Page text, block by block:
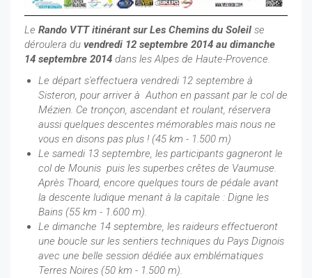
Le Rando VTT itinérant sur Les Chemins du Soleil se
déroulera du vendredi 12 septembre 2014 au dimanche
14 septembre 2014 dans les Alpes de Haute-Provence.
Le départ s'effectuera vendredi 12 septembre à
Sisteron, pour arriver à Authon en passant par le col de
Mézien. Ce tronçon, ascendant et roulant, réservera
aussi quelques descentes mémorables mais nous ne
vous en disons pas plus ! (45 km - 1.500 m)
Le samedi 13 septembre, les participants gagneront le
col de Mounis puis les superbes crêtes de Vaumuse.
Après Thoard, encore quelques tours de pédale avant
la descente ludique menant à la capitale : Digne les
Bains (55 km - 1.600 m).
Le dimanche 14 septembre, les raideurs effectueront
une boucle sur les sentiers techniques du Pays Dignois
avec une belle session dédiée aux emblématiques
Terres Noires (50 km - 1.500 m).